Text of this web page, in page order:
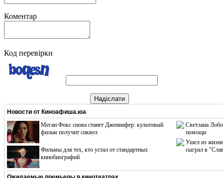
Коментар
Код перевірки
Надіслати
Новости от Киноафиша.юа
Меган Фокс снова станет Дженнифер: культовый
фильм получит сиквел
Фильмы для тех, кто устал от стандартных
кинобиографий
Светлана
помощи
Ушел из жизни
сыграл в